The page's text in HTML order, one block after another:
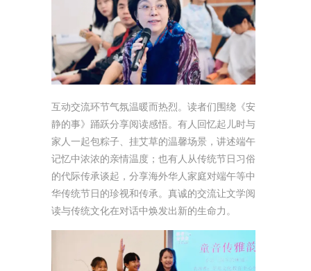
互动交流环节气氛温暖而热烈。读者们围绕《安
静的事》踊跃分享阅读感悟。有人回忆起儿时与
家人一起包粽子、挂艾草的温馨场景，讲述端午
记忆中浓浓的亲情温度；也有人从传统节日习俗
的代际传承谈起，分享海外华人家庭对端午等中
华传统节日的珍视和传承。真诚的交流让文学阅
读与传统文化在对话中焕发出新的生命力。